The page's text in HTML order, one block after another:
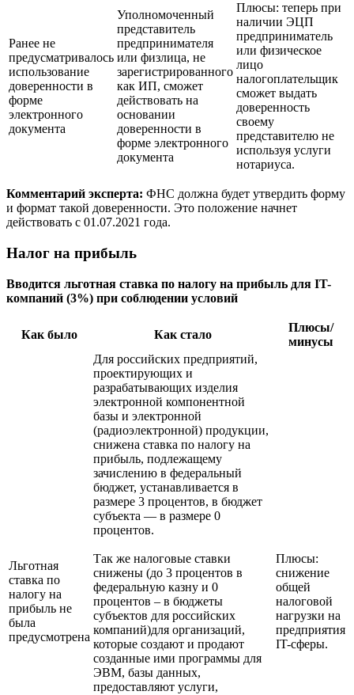
Ранее не
предусматривалось
использование
доверенности в
форме
электронного
документа
Уполномоченный
представитель
предпринимателя
или физлица, не
зарегистрированного
как ИП, сможет
действовать на
основании
доверенности в
форме электронного
документа
Плюсы: теперь при
наличии ЭЦП
предприниматель
или физическое
лицо
налогоплательщик
сможет выдать
доверенность
своему
представителю не
используя услуги
нотариуса.
Комментарий эксперта: ФНС должна будет утвердить форму
и формат такой доверенности. Это положение начнет
действовать с 01.07.2021 года.
Налог на прибыль
Вводится льготная ставка по налогу на прибыль для IT-
компаний (3%) при соблюдении условий
Как было Как стало
Плюсы/
минусы
Льготная
ставка по
налогу на
прибыль не
была
предусмотрена
Для российских предприятий,
проектирующих и
разрабатывающих изделия
электронной компонентной
базы и электронной
(радиоэлектронной) продукции,
снижена ставка по налогу на
прибыль, подлежащему
зачислению в федеральный
бюджет, устанавливается в
размере 3 процентов, в бюджет
субъекта — в размере 0
процентов.
Так же налоговые ставки
снижены (до 3 процентов в
федеральную казну и 0
процентов – в бюджеты
субъектов для российских
компаний)для организаций,
которые создают и продают
созданные ими программы для
ЭВМ, базы данных,
предоставляют услуги,
Плюсы:
снижение
общей
налоговой
нагрузки на
предприятия
IT-сферы.